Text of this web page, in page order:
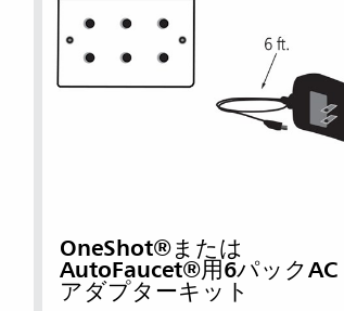
ランド
香港
OneShot®または
AutoFaucet®用6パックAC
アダプターキット